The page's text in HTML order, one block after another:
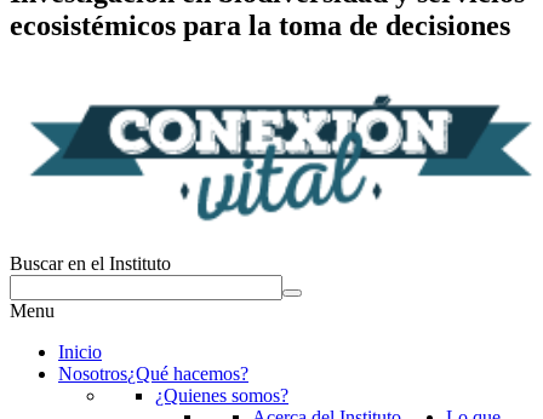
ecosistémicos para la toma de decisiones
Buscar en el Instituto
Menu
Inicio
Nosotros¿Qué hacemos?
¿Quienes somos?